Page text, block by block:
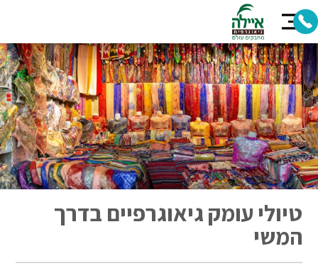
טיולי עומק גיאוגרפיים בדרך
המשי